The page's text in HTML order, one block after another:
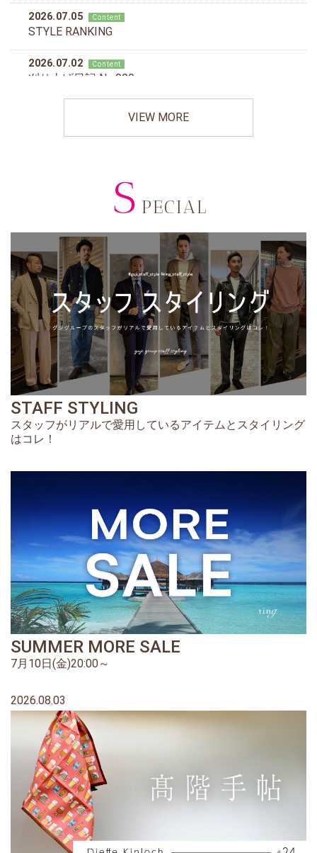
VIEW MORE
S PECIAL
STAFF STYLING
スタッフがリアルで愛用しているアイテムとスタイリング
はコレ！
SUMMER MORE SALE
7月10日(金)20:00～
2026.08.03